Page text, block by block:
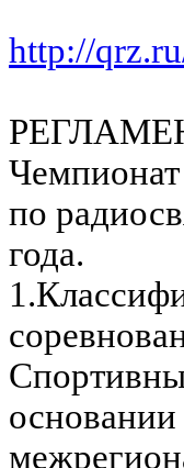
http://
по
года.